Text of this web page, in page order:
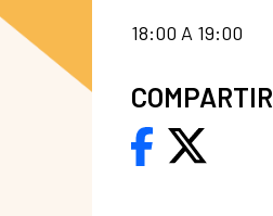
18:00 A 19:00
COMPARTIR